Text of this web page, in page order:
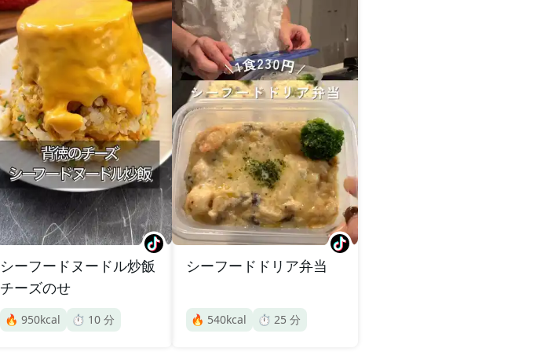
シーフードヌードル炒飯
チーズのせ
🔥 950kcal ⏱️ 10 分
シーフードドリア弁当
🔥 540kcal ⏱️ 25 分